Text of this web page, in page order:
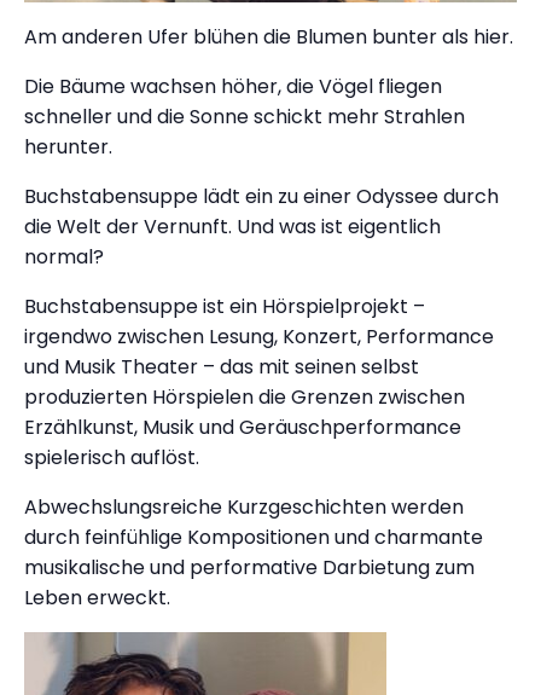
Am anderen Ufer blühen die Blumen bunter als hier.
Die Bäume wachsen höher, die Vögel fliegen
schneller und die Sonne schickt mehr Strahlen
herunter.
Buchstabensuppe lädt ein zu einer Odyssee durch
die Welt der Vernunft. Und was ist eigentlich
normal?
Buchstabensuppe ist ein Hörspielprojekt –
irgendwo zwischen Lesung, Konzert, Performance
und Musik Theater – das mit seinen selbst
produzierten Hörspielen die Grenzen zwischen
Erzählkunst, Musik und Geräuschperformance
spielerisch auflöst.
Abwechslungsreiche Kurzgeschichten werden
durch feinfühlige Kompositionen und charmante
musikalische und performative Darbietung zum
Leben erweckt.